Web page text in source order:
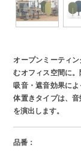
オープンミーティ
むオフィス空間に。
吸音・遮音効果に
体置きタイプは、
を演出します。
品番：